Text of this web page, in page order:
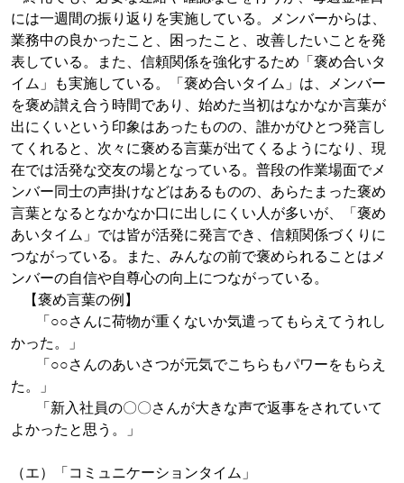
には一週間の振り返りを実施している。メンバーからは、
業務中の良かったこと、困ったこと、改善したいことを発
表している。また、信頼関係を強化するため「褒め合いタ
イム」も実施している。「褒め合いタイム」は、メンバー
を褒め讃え合う時間であり、始めた当初はなかなか言葉が
出にくいという印象はあったものの、誰かがひとつ発言し
てくれると、次々に褒める言葉が出てくるようになり、現
在では活発な交友の場となっている。普段の作業場面でメ
ンバー同士の声掛けなどはあるものの、あらたまった褒め
言葉となるとなかなか口に出しにくい人が多いが、「褒め
あいタイム」では皆が活発に発言でき、信頼関係づくりに
つながっている。また、みんなの前で褒められることはメ
ンバーの自信や自尊心の向上につながっている。
【褒め言葉の例】
「○○さんに荷物が重くないか気遣ってもらえてうれし
かった。」
「○○さんのあいさつが元気でこちらもパワーをもらえ
た。」
「新入社員の〇〇さんが大きな声で返事をされていて
よかったと思う。」
（エ）「コミュニケーションタイム」